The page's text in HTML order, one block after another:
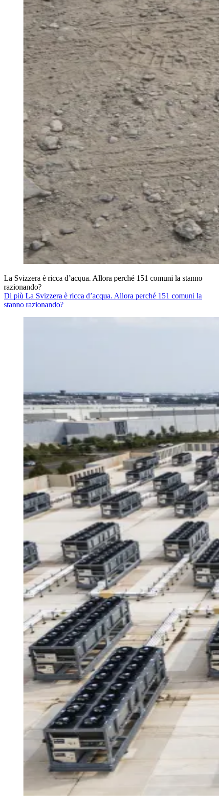
La Svizzera è ricca d’acqua. Allora perché 151 comuni la stanno
razionando?
Di più La Svizzera è ricca d’acqua. Allora perché 151 comuni la
stanno razionando?